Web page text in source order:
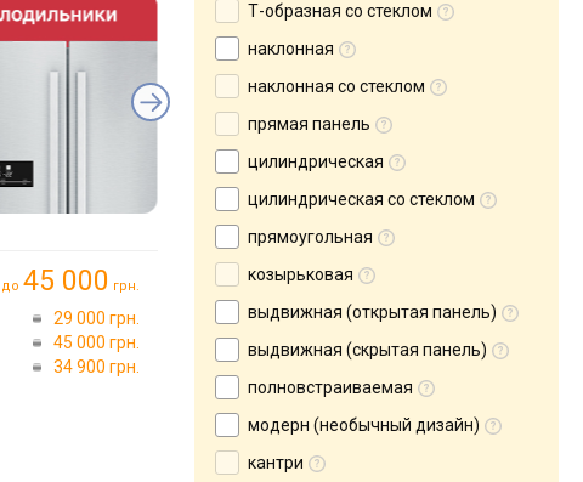
до 45 000 грн.
29 000 грн.
45 000 грн.
34 900 грн.
Т-образная со стеклом
наклонная
наклонная со стеклом
прямая панель
цилиндрическая
цилиндрическая со стеклом
прямоугольная
козырьковая
выдвижная (открытая панель)
выдвижная (скрытая панель)
полновстраиваемая
модерн (необычный дизайн)
кантри